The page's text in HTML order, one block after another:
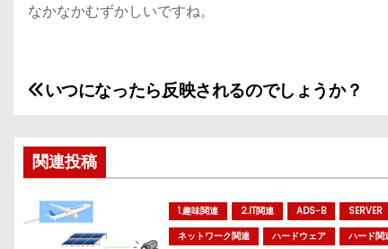
なかなかむずかしいですね。
投
ナ
ビ
いつになったら反映されるのでしょうか？
関連投稿
1.趣味関連 2.IT関連 ADS-B
SERVER
ネットワーク関連
ハードウェア
ハード関